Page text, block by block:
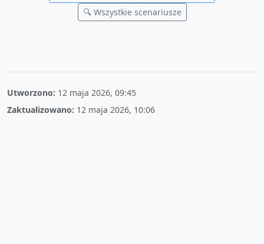
🔍 Wszystkie scenariusze
Utworzono: 12 maja 2026, 09:45
Zaktualizowano: 12 maja 2026, 10:06